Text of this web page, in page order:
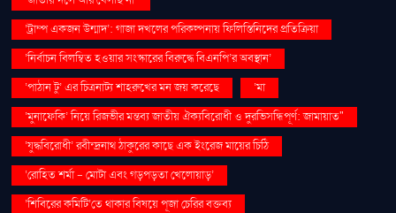
‘ট্রাম্প একজন উন্মাদ’: গাজা দখলের পরিকল্পনায় ফিলিস্তিনিদের প্রতিক্রিয়া
‘নির্বাচন বিলম্বিত হওয়ার সংস্কারের বিরুদ্ধে বিএনপি’র অবস্থান’
‘পাঠান টু’ এর চিত্রনাট্য শাহরুখের মন জয় করেছে
‘মা
‘মুনাফেকি’ নিয়ে রিজভীর মন্তব্য জাতীয় ঐক্যবিরোধী ও দুরভিসন্ধিপূর্ণ: জামায়াত"
‘যুদ্ধবিরোধী’ রবীন্দ্রনাথ ঠাকুরের কাছে এক ইংরেজ মায়ের চিঠি
‘রোহিত শর্মা - মোটা এবং গড়পড়তা খেলোয়াড়’
‘শিবিরের কমিটি’তে থাকার বিষয়ে পূজা চেরির বক্তব্য